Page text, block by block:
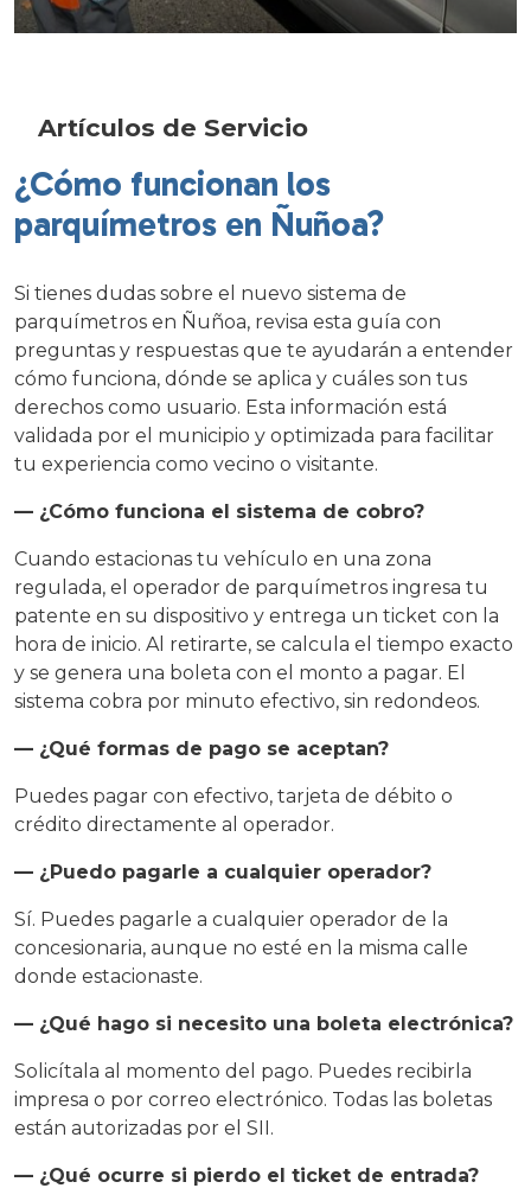
Artículos de Servicio
¿Cómo funcionan los
parquímetros en Ñuñoa?
Si tienes dudas sobre el nuevo sistema de
parquímetros en Ñuñoa, revisa esta guía con
preguntas y respuestas que te ayudarán a entender
cómo funciona, dónde se aplica y cuáles son tus
derechos como usuario. Esta información está
validada por el municipio y optimizada para facilitar
tu experiencia como vecino o visitante.
— ¿Cómo funciona el sistema de cobro?
Cuando estacionas tu vehículo en una zona
regulada, el operador de parquímetros ingresa tu
patente en su dispositivo y entrega un ticket con la
hora de inicio. Al retirarte, se calcula el tiempo exacto
y se genera una boleta con el monto a pagar. El
sistema cobra por minuto efectivo, sin redondeos.
— ¿Qué formas de pago se aceptan?
Puedes pagar con efectivo, tarjeta de débito o
crédito directamente al operador.
— ¿Puedo pagarle a cualquier operador?
Sí. Puedes pagarle a cualquier operador de la
concesionaria, aunque no esté en la misma calle
donde estacionaste.
— ¿Qué hago si necesito una boleta electrónica?
Solicítala al momento del pago. Puedes recibirla
impresa o por correo electrónico. Todas las boletas
están autorizadas por el SII.
— ¿Qué ocurre si pierdo el ticket de entrada?